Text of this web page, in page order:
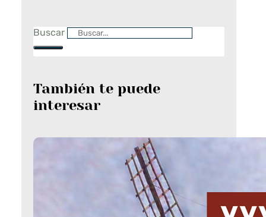
Buscar
También te puede
interesar